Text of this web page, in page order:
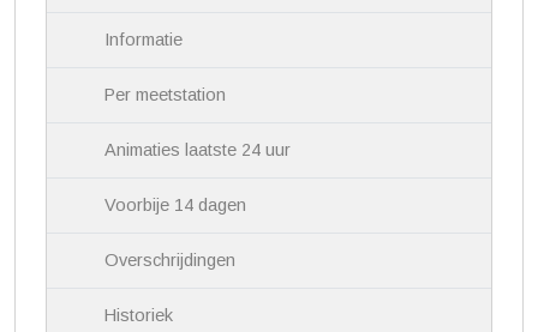
Informatie
Per meetstation
Animaties laatste 24 uur
Voorbije 14 dagen
Overschrijdingen
Historiek